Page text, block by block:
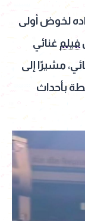
لخوض أولى
فيلم غنائي
مشيرًا إلى
بأحداث